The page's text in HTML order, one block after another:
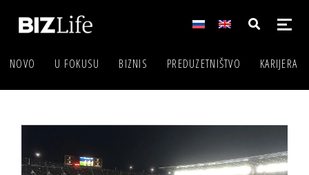
NOVO U FOKUSU BIZNIS PREDUZETNIŠTVO KARIJERA